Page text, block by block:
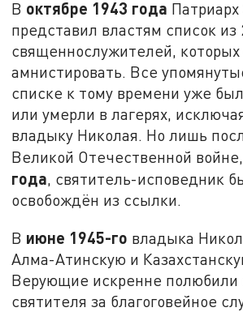
В октябре 1943 года
представил властям список из
священнослужителей, которых
амнистировать. Все
списке к тому времени уже
или умерли в лагерях,
владыку Николая. Но лишь
Великой Отечественной войне,
года, святитель-исповедник
освобождён из ссылки.
В июне 1945-го владыка
Алма-Атинскую и
Верующие искренне полюбили
святителя за благоговейное